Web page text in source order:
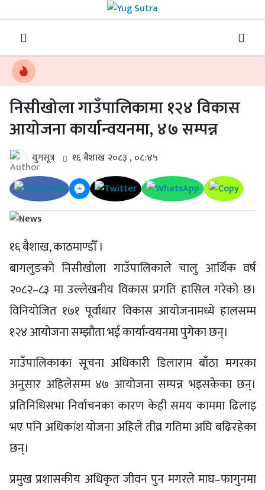
निसीखोला गाउँपालिकामा १२४ विकास
आयोजना कार्यान्वयनमा, ४७ सम्पन्न
युगसूत्र १६ बैशाख २०८३ , ०८:४५
१६ बैशाख, काठमाण्डौँ ।
बागलुङको निसीखोला गाउँपालिकाले चालु आर्थिक वर्ष
२०८२–८३ मा उल्लेखनीय विकास प्रगति हासिल गरेको छ।
विनियोजित १७१ पूर्वाधार विकास आयोजनामध्ये हालसम्म
१२४ आयोजना सम्झौता भई कार्यान्वयनमा पुगेका छन्।
गाउँपालिकाका सूचना अधिकारी डिलाराम बाँठा मगरका
अनुसार अहिलेसम्म ४७ आयोजना सम्पन्न भइसकेका छन्।
प्रतिनिधिसभा निर्वाचनका कारण केही समय काममा ढिलाइ
भए पनि अधिकांश योजना अहिले तीव्र गतिमा अघि बढिरहेका
छन्।
प्रमुख प्रशासकीय अधिकृत जीवन पुन मगरले माघ–फागुनमा